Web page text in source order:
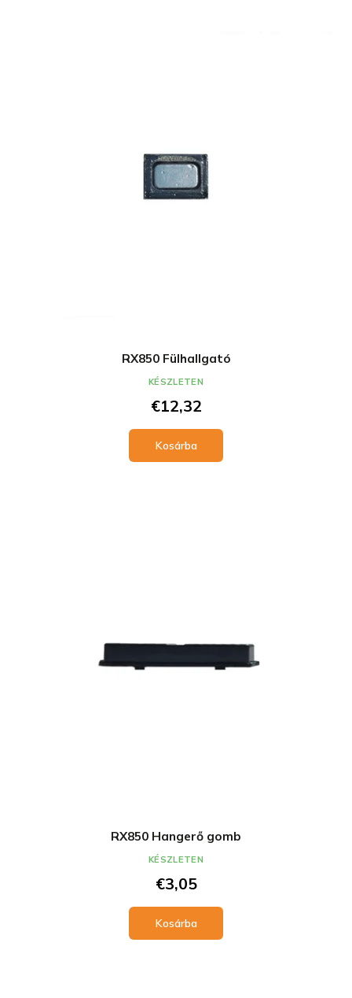
RX850 Fülhallgató
€12,32
Kosárba
KÉSZLETEN
RX850 Hangerő gomb
€3,05
Kosárba
KÉSZLETEN